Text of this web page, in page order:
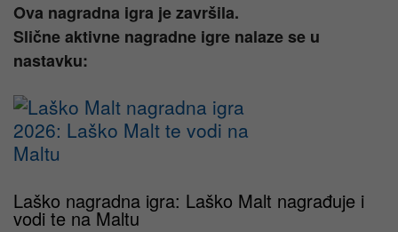
Ova nagradna igra je završila.
Slične aktivne nagradne igre nalaze se u
nastavku:
Laško nagradna igra: Laško Malt nagrađuje i
vodi te na Maltu